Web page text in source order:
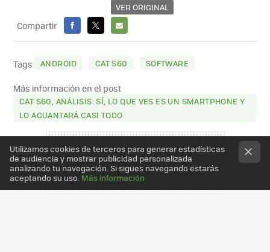
VER ORIGINAL
Compartir
FACEBOOK
X
E-
MAIL
Tags ANDROID CAT S60 SOFTWARE
Más información en el post
CAT S60, ANÁLISIS: SÍ, LO QUE VES ES UN SMARTPHONE Y
LO AGUANTARÁ CASI TODO
Utilizamos cookies de terceros para generar estadísticas
de audiencia y mostrar publicidad personalizada
analizando tu navegación. Si sigues navegando estarás
aceptando su uso. Más información